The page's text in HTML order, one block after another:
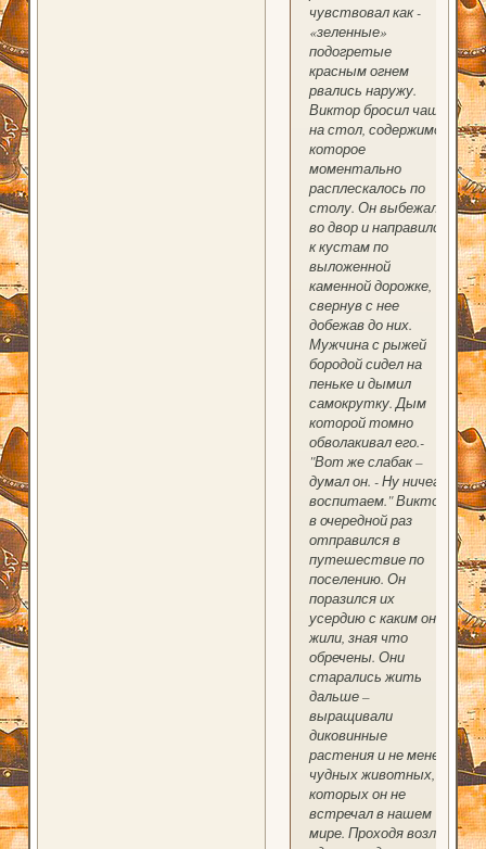
чувствовал как -
«зеленные»
подогретые
красным огнем
рвались наружу.
Виктор бросил чашу
на стол, содержимое
которое
моментально
расплескалось по
столу. Он выбежал
во двор и направился
к кустам по
выложенной
каменной дорожке,
свернув с нее
добежав до них.
Мужчина с рыжей
бородой сидел на
пеньке и дымил
самокрутку. Дым
которой томно
обволакивал его.-
"Вот же слабак –
думал он. - Ну ничего
воспитаем." Виктор
в очередной раз
отправился в
путешествие по
поселению. Он
поразился их
усердию с каким они
жили, зная что
обречены. Они
старались жить
дальше –
выращивали
диковинные
растения и не менее
чудных животных,
которых он не
встречал в нашем
мире. Проходя возле